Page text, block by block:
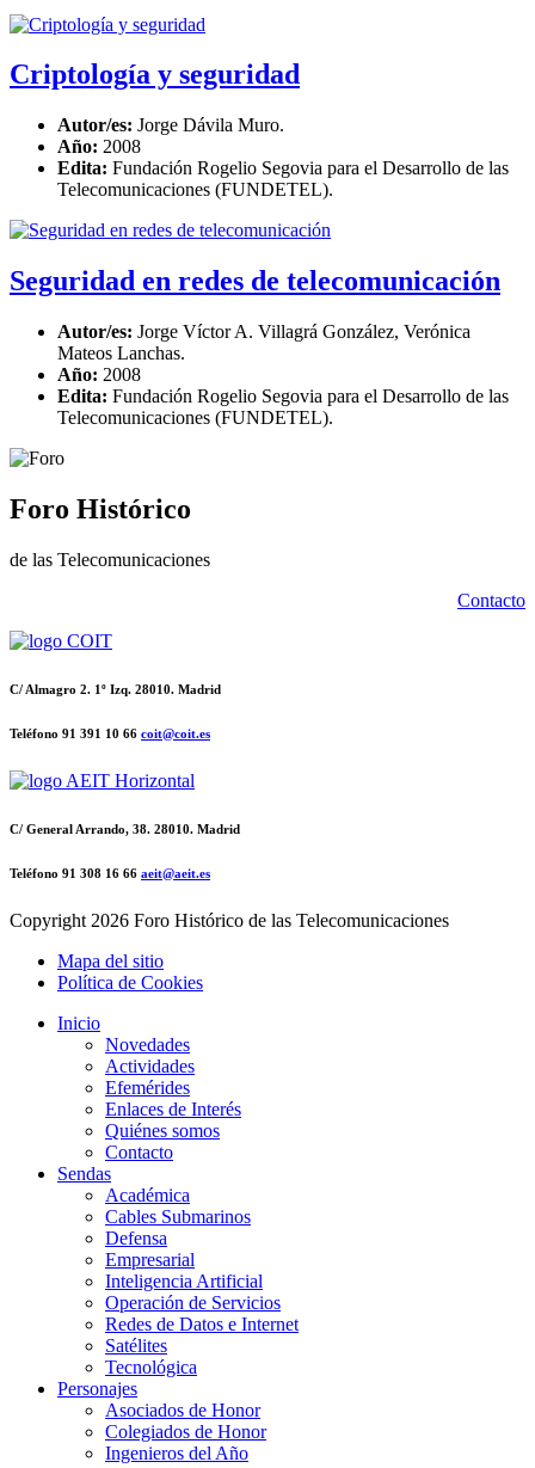
Criptología y seguridad
Autor/es: Jorge Dávila Muro.
Año: 2008
Edita: Fundación Rogelio Segovia para el Desarrollo de las
Telecomunicaciones (FUNDETEL).
Seguridad en redes de telecomunicación
Autor/es: Jorge Víctor A. Villagrá González, Verónica
Mateos Lanchas.
Año: 2008
Edita: Fundación Rogelio Segovia para el Desarrollo de las
Telecomunicaciones (FUNDETEL).
Foro Histórico
de las Telecomunicaciones
Contacto
C/ Almagro 2. 1º Izq. 28010. Madrid
Teléfono 91 391 10 66 coit@coit.es
C/ General Arrando, 38. 28010. Madrid
Teléfono 91 308 16 66 aeit@aeit.es
Copyright 2026 Foro Histórico de las Telecomunicaciones
Mapa del sitio
Política de Cookies
Inicio
Novedades
Actividades
Efemérides
Enlaces de Interés
Quiénes somos
Contacto
Sendas
Académica
Cables Submarinos
Defensa
Empresarial
Inteligencia Artificial
Operación de Servicios
Redes de Datos e Internet
Satélites
Tecnológica
Personajes
Asociados de Honor
Colegiados de Honor
Ingenieros del Año